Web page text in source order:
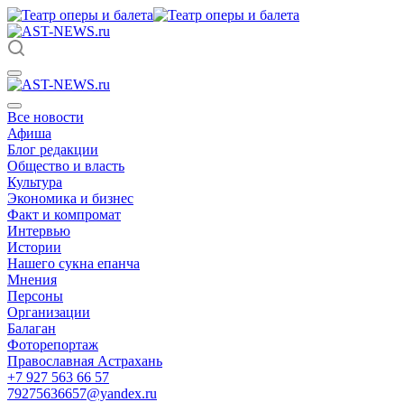
Все новости
Афиша
Блог редакции
Общество и власть
Культура
Экономика и бизнес
Факт и компромат
Интервью
Истории
Нашего сукна епанча
Мнения
Персоны
Организации
Балаган
Фоторепортаж
Православная Астрахань
+7 927 563 66 57
79275636657@yandex.ru